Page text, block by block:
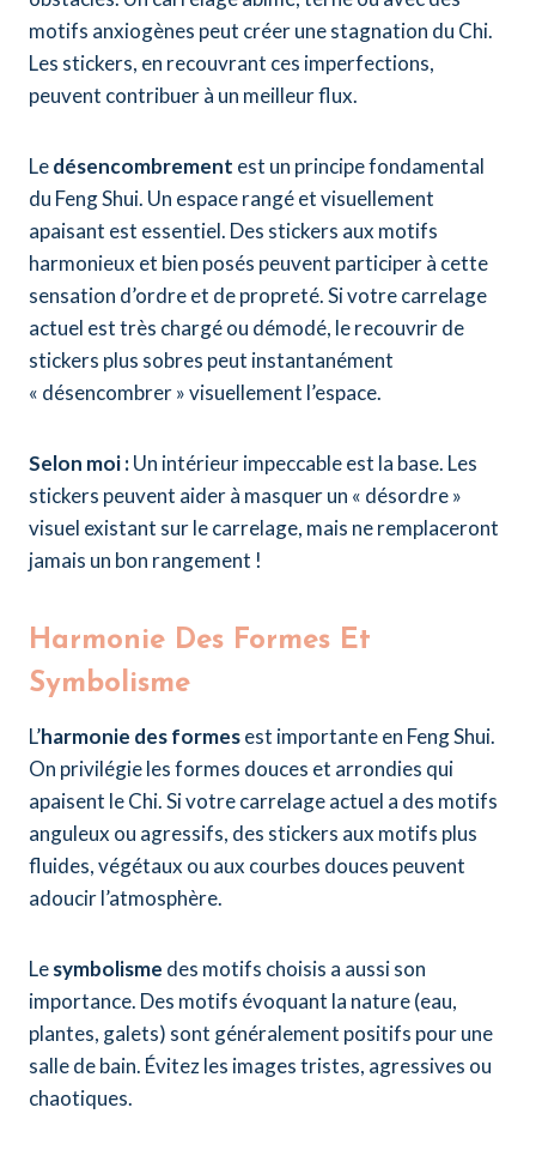
motifs anxiogènes peut créer une stagnation du Chi.
Les stickers, en recouvrant ces imperfections,
peuvent contribuer à un meilleur flux.
Ledésencombrement est un principe fondamental
du Feng Shui. Un espace rangé et visuellement
apaisant est essentiel. Des stickers aux motifs
harmonieux et bien posés peuvent participer à cette
sensation d’ordre et de propreté. Si votre carrelage
actuel est très chargé ou démodé, le recouvrir de
stickers plus sobres peut instantanément
« désencombrer » visuellement l’espace.
Selon moi :Un intérieur impeccable est la base. Les
stickers peuvent aider à masquer un « désordre »
visuel existant sur le carrelage, mais ne remplaceront
jamais un bon rangement !
Harmonie Des Formes Et
Symbolisme
L’harmonie des formesest importante en Feng Shui.
On privilégie les formes douces et arrondies qui
apaisent le Chi. Si votre carrelage actuel a des motifs
anguleux ou agressifs, des stickers aux motifs plus
fluides, végétaux ou aux courbes douces peuvent
adoucir l’atmosphère.
Lesymbolisme des motifs choisis a aussi son
importance. Des motifs évoquant la nature (eau,
plantes, galets) sont généralement positifs pour une
salle de bain. Évitez les images tristes, agressives ou
chaotiques.